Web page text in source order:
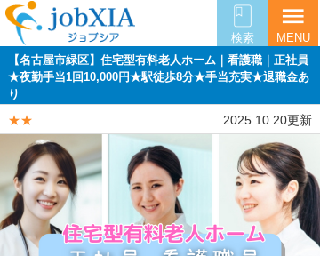
検索
menu
MENU
【名古屋市緑区】住宅型有料老人ホーム｜看護職｜正社員
★夜勤手当1回10,000円★駅徒歩8分★手当充実★退職金あ
り
★★ 2025.10.20更新